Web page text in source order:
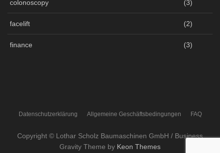
colonoscopy (3)
facelift (2)
finance (3)
Datenschutzerklärung Allgemeine Geschäftsbedingungen FAQ
Copyright © Lothar Scholz Baumaschinen GmbH / Business
Gravity Theme by Keon Themes